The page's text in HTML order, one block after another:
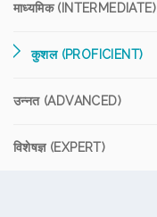
माध्यमिक (INTERMEDIATE)
कुशल (PROFICIENT)
उन्नत (ADVANCED)
विशेषज्ञ (EXPERT)